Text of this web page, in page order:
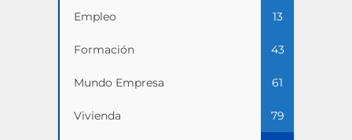
Empleo 13
Formación 43
Mundo Empresa 61
Vivienda 79